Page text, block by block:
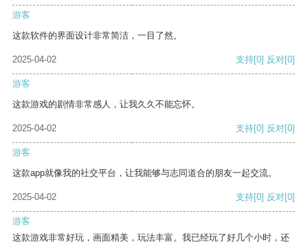
游客
这款软件的界面设计非常简洁，一目了然。
2025-04-02 支持[0] 反对[0]
游客
这款游戏的剧情非常感人，让我久久不能忘怀。
2025-04-02 支持[0] 反对[0]
游客
这款app就像我的社交平台，让我能够与志同道合的朋友一起交流。
2025-04-02 支持[0] 反对[0]
游客
这款游戏非常好玩，画面精美，玩法丰富。我已经玩了好几个小时，还